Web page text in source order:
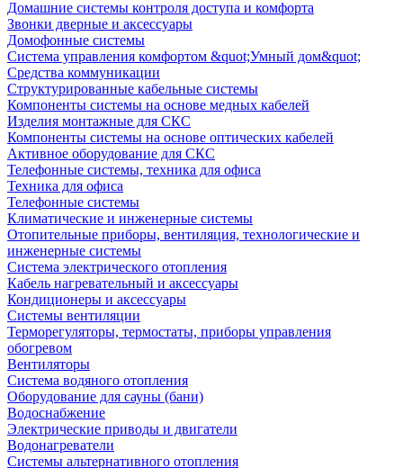
Домашние системы контроля доступа и комфорта
Звонки дверные и аксессуары
Домофонные системы
Система управления комфортом &quot;Умный дом&quot;
Средства коммуникации
Структурированные кабельные системы
Компоненты системы на основе медных кабелей
Изделия монтажные для СКС
Компоненты системы на основе оптических кабелей
Активное оборудование для СКС
Телефонные системы, техника для офиса
Техника для офиса
Телефонные системы
Климатические и инженерные системы
Отопительные приборы, вентиляция, технологические и
инженерные системы
Система электрического отопления
Кабель нагревательный и аксессуары
Кондиционеры и аксессуары
Системы вентиляции
Терморегуляторы, термостаты, приборы управления
обогревом
Вентиляторы
Система водяного отопления
Оборудование для сауны (бани)
Водоснабжение
Электрические приводы и двигатели
Водонагреватели
Системы альтернативного отопления